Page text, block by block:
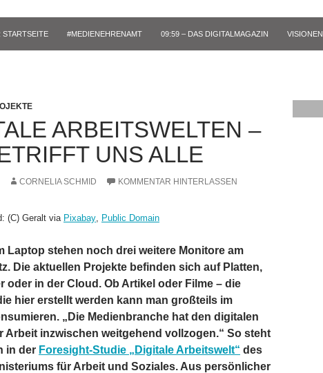
STARTSEITE #MEDIENEHRENAMT 09:59 – DAS DIGITALMAGAZIN VISIONEN
ARBEITSWELTEN –
UNS ALLE
CORNELIA SCHMID KOMMENTAR HINTERLASSEN
(C) Geralt via Pixabay Public Domain
Laptop stehen noch drei weitere Monitore am
Die aktuellen Projekte befinden sich auf Platten,
oder in der Cloud. Ob Artikel oder Filme – die
hier erstellt werden kann man großteils im
„Die Medienbranche hat den digitalen
Arbeit inzwischen weitgehend vollzogen.“ So steht
in der Foresight-Studie „Digitale Arbeitswelt“ des
für Arbeit und Soziales. Aus persönlicher